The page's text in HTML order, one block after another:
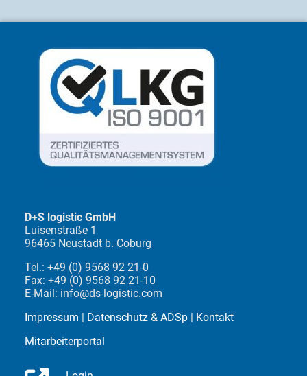
D+S logistic GmbH
Luisenstraße 1
96465 Neustadt b. Coburg
Tel.: +49 (0) 9568 92 21-0
Fax: +49 (0) 9568 92 21-10
E-Mail: info@ds-logistic.com
Impressum | Datenschutz & ADSp| Kontakt
Mitarbeiterportal